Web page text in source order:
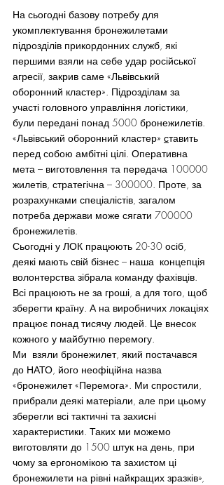
На сьогодні базову потребу для
укомплектування бронежилетами
підрозділів прикордонних служб, які
першими взяли на себе удар російської
агресії, закрив саме «Львівський
оборонний кластер». Підрозділам за
участі головного управління логістики,
були передані понад 5000 бронежилетів.
«Львівський оборонний кластер» ставить
перед собою амбітні цілі. Оперативна
мета – виготовлення та передача 100000
жилетів, стратегічна – 300000. Проте, за
розрахунками спеціалістів, загалом
потреба держави може сягати 700000
бронежилетів.
Сьогодні у ЛОК працюють 20-30 осіб,
деякі мають свій бізнес – наша  концепція
волонтерства зібрала команду фахівців.
Всі працюють не за гроші, а для того, щоб
зберегти країну. А на виробничих локаціях
працює понад тисячу людей. Це внесок
кожного у майбутню перемогу.
Ми  взяли бронежилет, який постачався
до НАТО, його неофіційна назва
«бронежилет «Перемога». Ми спростили,
прибрали деякі матеріали, але при цьому
зберегли всі тактичні та захисні
характеристики. Таких ми можемо
виготовляти до 1500 штук на день, при
чому за ергономікою та захистом ці
бронежилети на рівні найкращих зразків»,